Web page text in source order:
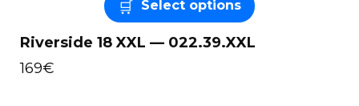
Select options
Riverside 18 XXL — 022.39.XXL
169€